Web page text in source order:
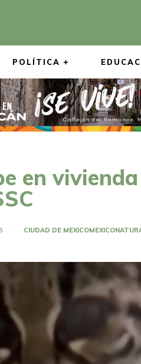
POLÍTICA
en
CIUDAD DE MEXICOMEXICO